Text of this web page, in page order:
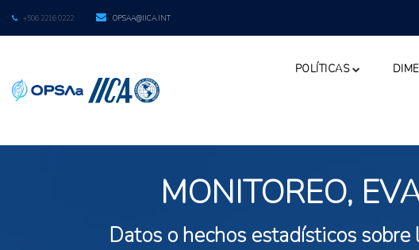
+506 2216 0222 OPSAA@IICA.INT
POLÍTICAS
MONITOREO,
Datos o hechos estadísticos